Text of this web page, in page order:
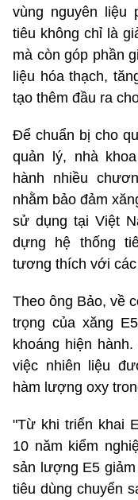
vùng nguyên liệu
tiêu không chỉ là
mà còn góp phần
liệu hóa thạch,
tạo thêm đầu ra
Để chuẩn bị cho
quản lý, nhà
hành nhiều
nhằm bảo đảm
sử dụng tại Việt
dựng hệ thống
tương thích với
Theo ông Bảo, về
trọng của xăng
khoáng hiện
việc nhiên liệu
hàm lượng oxy
"Từ khi triển khai
10 năm kiểm
sản lượng E5
tiêu dùng chuyển